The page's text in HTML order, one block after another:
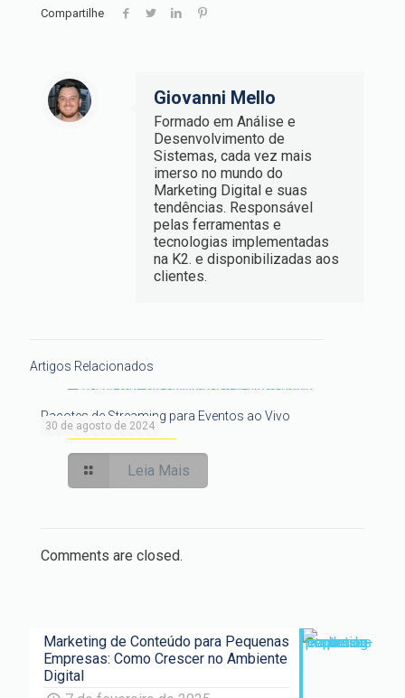
Compartilhe
Giovanni Mello
Formado em Análise e
Desenvolvimento de
Sistemas, cada vez mais
imerso no mundo do
Marketing Digital e suas
tendências. Responsável
pelas ferramentas e
tecnologias implementadas
na K2. e disponibilizadas aos
clientes.
Artigos Relacionados
30 de agosto de 2024
Pacotes de Streaming para Eventos ao Vivo
Leia Mais
Comments are closed.
Marketing de Conteúdo para Pequenas
Empresas: Como Crescer no Ambiente
Digital